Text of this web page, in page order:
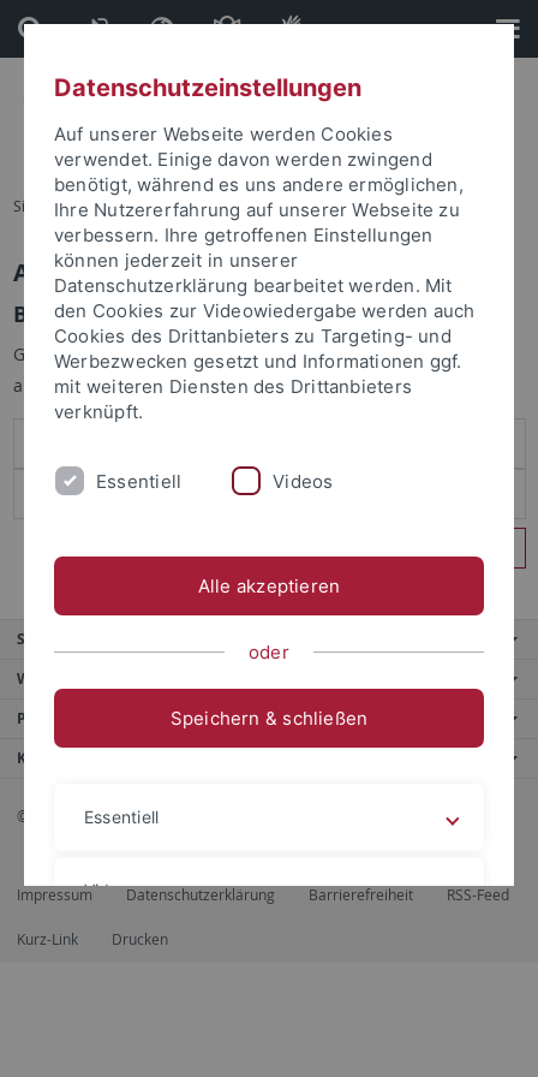
Direkt
zum
Inhalt
Direkt
zur
Fußleiste
Sie sind hier: Startseite
Anmelden
Benutzeranmeldung
Geben Sie Ihren Benutzernamen und Ihr Passwort an um sich
anzumelden:
Service
Weitere Angebote
Portale
Kontaktinfo
© 2026 Eberhard Karls Universität Tübingen, Tübingen
Impressum Datenschutzerklärung Barrierefreiheit RSS-Feed
Kurz-Link Drucken
Datenschutzeinstellungen
Auf unserer Webseite werden Cookies
verwendet. Einige davon werden zwingend
benötigt, während es uns andere ermöglichen,
Ihre Nutzererfahrung auf unserer Webseite zu
verbessern. Ihre getroffenen Einstellungen
können jederzeit in unserer
Datenschutzerklärung bearbeitet werden. Mit
den Cookies zur Videowiedergabe werden auch
Cookies des Drittanbieters zu Targeting- und
Werbezwecken gesetzt und Informationen ggf.
mit weiteren Diensten des Drittanbieters
verknüpft.
Essentiell Videos
Alle akzeptieren
oder
Speichern & schließen
Essentiell
Videos